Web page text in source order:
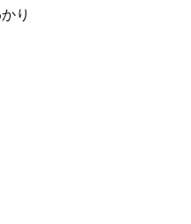
り